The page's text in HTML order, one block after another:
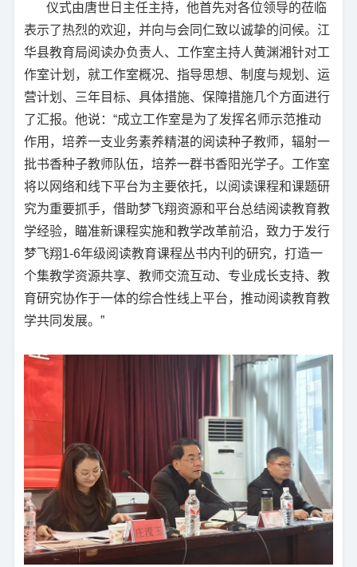
仪式由唐世日主任主持，他首先对各位领导的莅临
表示了热烈的欢迎，并向与会同仁致以诚挚的问候。江
华县教育局阅读办负责人、工作室主持人黄渊湘针对工
作室计划，就工作室概况、指导思想、制度与规划、运
营计划、三年目标、具体措施、保障措施几个方面进行
了汇报。他说：“成立工作室是为了发挥名师示范推动
作用，培养一支业务素养精湛的阅读种子教师，辐射一
批书香种子教师队伍，培养一群书香阳光学子。工作室
将以网络和线下平台为主要依托，以阅读课程和课题研
究为重要抓手，借助梦飞翔资源和平台总结阅读教育教
学经验，瞄准新课程实施和教学改革前沿，致力于发行
梦飞翔1-6年级阅读教育课程丛书内刊的研究，打造一
个集教学资源共享、教师交流互动、专业成长支持、教
育研究协作于一体的综合性线上平台，推动阅读教育教
学共同发展。”